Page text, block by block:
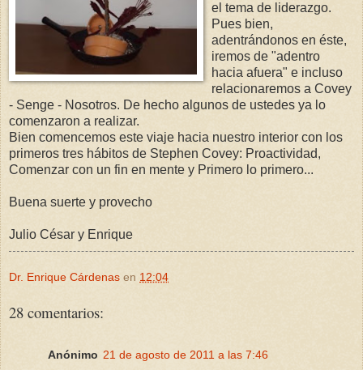
el tema de liderazgo.
Pues bien,
adentrándonos en éste,
iremos de "adentro
hacia afuera" e incluso
relacionaremos a Covey
- Senge - Nosotros. De hecho algunos de ustedes ya lo
comenzaron a realizar.
Bien comencemos este viaje hacia nuestro interior con los
primeros tres hábitos de Stephen Covey: Proactividad,
Comenzar con un fin en mente y Primero lo primero...
Buena suerte y provecho
Julio César y Enrique
Dr. Enrique Cárdenas en 12:04
28 comentarios:
Anónimo 21 de agosto de 2011 a las 7:46